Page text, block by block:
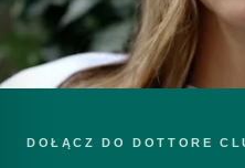
DOŁĄCZ DO DOTTORE